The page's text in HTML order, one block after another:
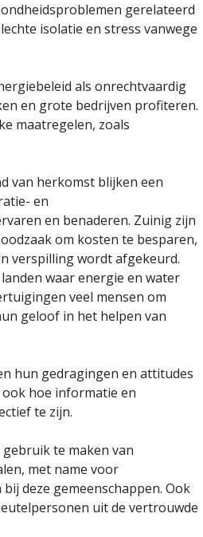
gerelateerd
isolatie en stress vanwege
als onrechtvaardig
en grote bedrijven profiteren.
maatregelen, zoals
van herkomst blijken een
en
en benaderen. Zuinig zijn
om kosten te besparen,
verspilling wordt afgekeurd.
waar energie en water
veel mensen om
geloof in het helpen van
hun gedragingen en attitudes
hoe informatie en
te zijn.
te maken van
met name voor
deze gemeenschappen. Ook
uit de vertrouwde